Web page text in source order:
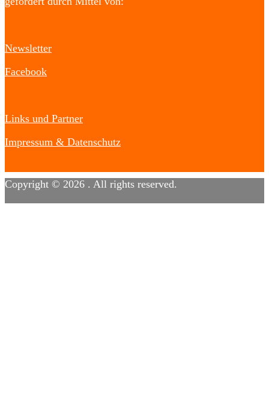
Newsletter
Facebook
Links und Partner
Impressum & Datenschutz
Copyright © 2026 . All rights reserved.